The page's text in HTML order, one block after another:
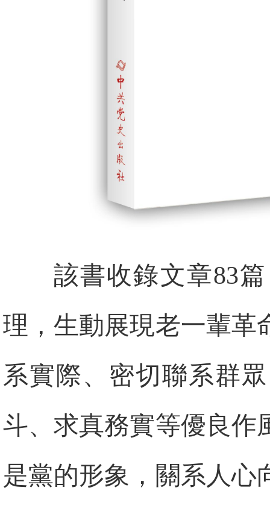
該書收錄文章83
理，生動展現老一輩革
系實際、密切聯系群
斗、求真務實等優良作
是黨的形象，關系人心